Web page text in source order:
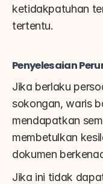
ketidakpatuhan
tertentu.
Penyelesaian
Jika berlaku
sokongan, waris
mendapatkan
membetulkan
dokumen
Jika ini tidak